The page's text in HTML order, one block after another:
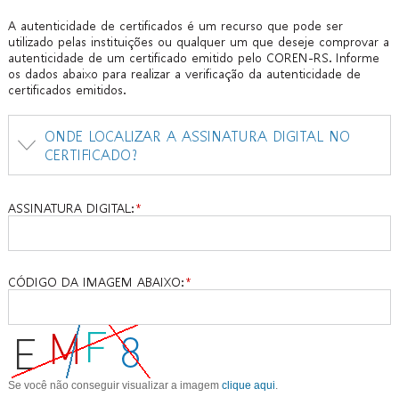
A autenticidade de certificados é um recurso que pode ser
utilizado pelas instituições ou qualquer um que deseje comprovar a
autenticidade de um certificado emitido pelo COREN-RS. Informe
os dados abaixo para realizar a verificação da autenticidade de
certificados emitidos.
ONDE LOCALIZAR A ASSINATURA DIGITAL NO
CERTIFICADO?
ASSINATURA DIGITAL:
CÓDIGO DA IMAGEM ABAIXO: